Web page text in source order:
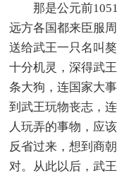
那是公元前
远方各国都来臣服
送给武王一只名叫
十分机灵，深得武
条大狗，连国家大
到武王玩物丧志，
人玩弄的事物，应
反省过来，想到商
对。从此以后，武